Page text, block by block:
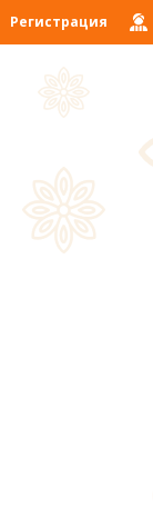
Регистрация